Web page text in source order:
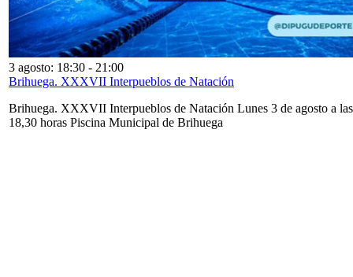
3 agosto: 18:30 - 21:00
Brihuega. XXXVII Interpueblos de Natación
Brihuega. XXXVII Interpueblos de Natación Lunes 3 de agosto a las
18,30 horas Piscina Municipal de Brihuega